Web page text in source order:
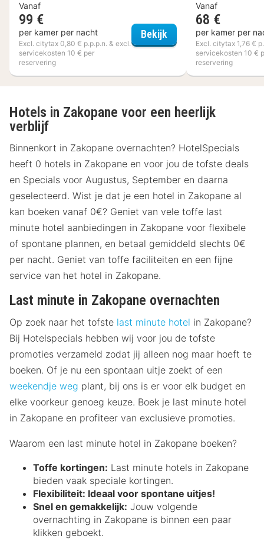
Vanaf
99 €
per kamer per nacht
Excl. citytax 0,80 € p.p.p.n. & excl.
servicekosten 10 € per
reservering
Bekijk ibis Liège Seraing
Vanaf
68 €
per kamer per
Excl. citytax 1,76 €
servicekosten 10 €
reservering
Hotels in Zakopane voor een heerlijk
verblijf
Binnenkort in Zakopane overnachten? HotelSpecials
heeft 0 hotels in Zakopane en voor jou de tofste deals
en Specials voor Augustus, September en daarna
geselecteerd. Wist je dat je een hotel in Zakopane al
kan boeken vanaf 0€? Geniet van vele toffe last
minute hotel aanbiedingen in Zakopane voor flexibele
of spontane plannen, en betaal gemiddeld slechts 0€
per nacht. Geniet van toffe faciliteiten en een fijne
service van het hotel in Zakopane.
Last minute in Zakopane overnachten
Op zoek naar het tofste last minute hotel in Zakopane?
Bij Hotelspecials hebben wij voor jou de tofste
promoties verzameld zodat jij alleen nog maar hoeft te
boeken. Of je nu een spontaan uitje zoekt of een
weekendje weg plant, bij ons is er voor elk budget en
elke voorkeur genoeg keuze. Boek je last minute hotel
in Zakopane en profiteer van exclusieve promoties.
Waarom een last minute hotel in Zakopane boeken?
Toffe kortingen: Last minute hotels in Zakopane
bieden vaak speciale kortingen.
Flexibiliteit: Ideaal voor spontane uitjes!
Snel en gemakkelijk: Jouw volgende
overnachting in Zakopane is binnen een paar
klikken geboekt.